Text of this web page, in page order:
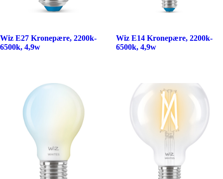
Wiz E27 Kronepære, 2200k-
6500k, 4,9w
Wiz E14 Kronepære, 2200k-
6500k, 4,9w